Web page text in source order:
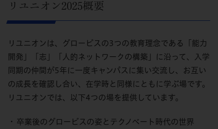
リユニオン2025概要
リユニオンは、グロービスの3つの教育理念である「能力
開発」「志」「人的ネットワークの構築」に沿って、入学
同期の仲間が5年に一度キャンパスに集い交流し、お互い
の成長を確認し合い、在学時と同様にともに学ぶ場です。
リユニオンでは、以下4つの場を提供しています。
卒業後のグロービスの姿とテクノベート時代の世界